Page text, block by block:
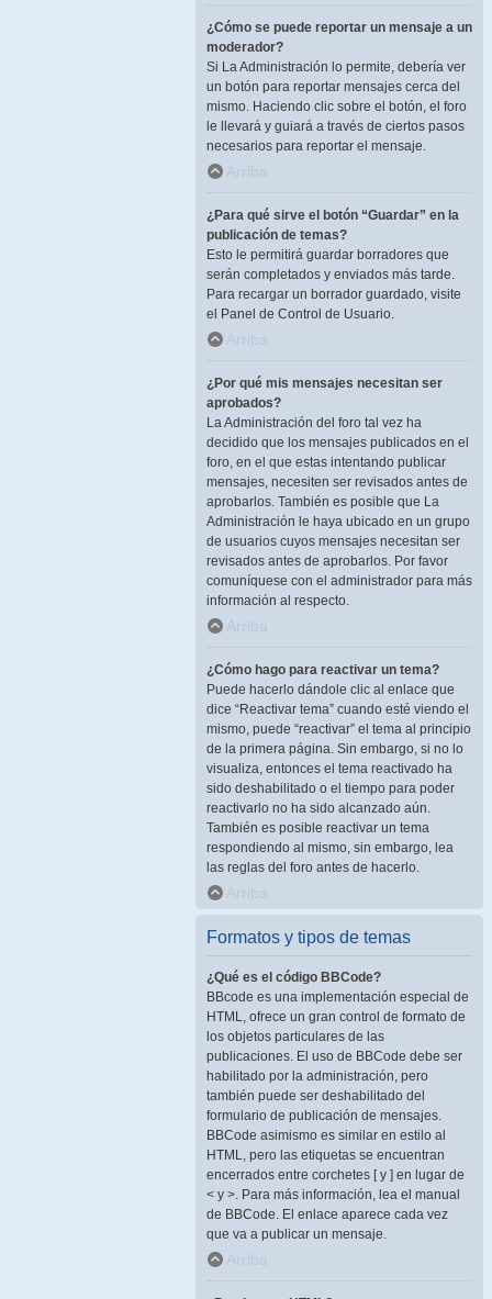
¿Cómo se puede reportar un mensaje a un
moderador?
Si La Administración lo permite, debería ver
un botón para reportar mensajes cerca del
mismo. Haciendo clic sobre el botón, el foro
le llevará y guiará a través de ciertos pasos
necesarios para reportar el mensaje.
Arriba
¿Para qué sirve el botón “Guardar” en la
publicación de temas?
Esto le permitirá guardar borradores que
serán completados y enviados más tarde.
Para recargar un borrador guardado, visite
el Panel de Control de Usuario.
Arriba
¿Por qué mis mensajes necesitan ser
aprobados?
La Administración del foro tal vez ha
decidido que los mensajes publicados en el
foro, en el que estas intentando publicar
mensajes, necesiten ser revisados antes de
aprobarlos. También es posible que La
Administración le haya ubicado en un grupo
de usuarios cuyos mensajes necesitan ser
revisados antes de aprobarlos. Por favor
comuníquese con el administrador para más
información al respecto.
Arriba
¿Cómo hago para reactivar un tema?
Puede hacerlo dándole clic al enlace que
dice “Reactivar tema” cuando esté viendo el
mismo, puede “reactivar” el tema al principio
de la primera página. Sin embargo, si no lo
visualiza, entonces el tema reactivado ha
sido deshabilitado o el tiempo para poder
reactivarlo no ha sido alcanzado aún.
También es posible reactivar un tema
respondiendo al mismo, sin embargo, lea
las reglas del foro antes de hacerlo.
Arriba
Formatos y tipos de temas
¿Qué es el código BBCode?
BBcode es una implementación especial de
HTML, ofrece un gran control de formato de
los objetos particulares de las
publicaciones. El uso de BBCode debe ser
habilitado por la administración, pero
también puede ser deshabilitado del
formulario de publicación de mensajes.
BBCode asimismo es similar en estilo al
HTML, pero las etiquetas se encuentran
encerrados entre corchetes [ y ] en lugar de
< y >. Para más información, lea el manual
de BBCode. El enlace aparece cada vez
que va a publicar un mensaje.
Arriba